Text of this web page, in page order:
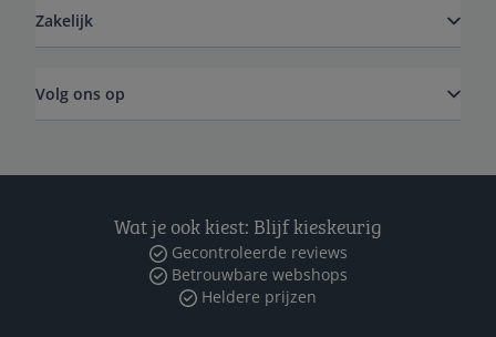
Zakelijk
Volg ons op
Wat je ook kiest: Blijf kieskeurig
Gecontroleerde reviews
Betrouwbare webshops
Heldere prijzen